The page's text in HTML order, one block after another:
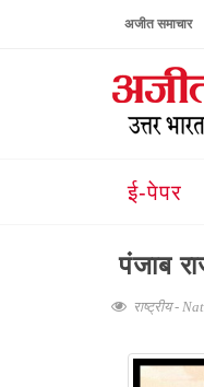
अजीत समाचार
ई-पेपर
पंजाब
राष्ट्रीय -